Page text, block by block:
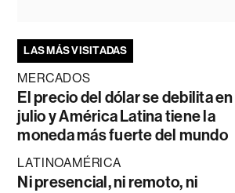
LAS MÁS VISITADAS
MERCADOS
El precio del dólar se debilita en
julio y América Latina tiene la
moneda más fuerte del mundo
LATINOAMÉRICA
Ni presencial, ni remoto, ni